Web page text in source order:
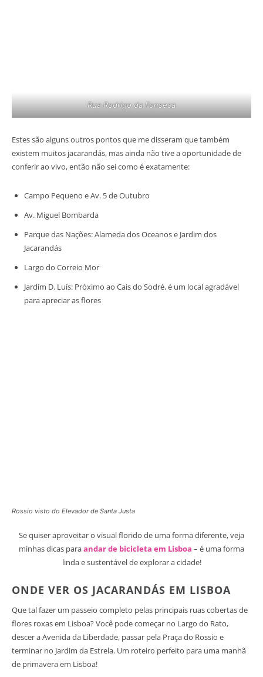
Rua Rodrigo da Fonseca
Estes são alguns outros pontos que me disseram que também
existem muitos jacarandás, mas ainda não tive a oportunidade de
conferir ao vivo, então não sei como é exatamente:
Campo Pequeno e Av. 5 de Outubro
Av. Miguel Bombarda
Parque das Nações: Alameda dos Oceanos e Jardim dos
Jacarandás
Largo do Correio Mor
Jardim D. Luís: Próximo ao Cais do Sodré, é um local agradável
para apreciar as flores
Rossio visto do Elevador de Santa Justa
Se quiser aproveitar o visual florido de uma forma diferente, veja
minhas dicas paraandar de bicicleta em Lisboa – é uma forma
linda e sustentável de explorar a cidade!
ONDE VER OS JACARANDÁS EM LISBOA
Que tal fazer um passeio completo pelas principais ruas cobertas de
flores roxas em Lisboa? Você pode começar no Largo do Rato,
descer a Avenida da Liberdade, passar pela Praça do Rossio e
terminar no Jardim da Estrela. Um roteiro perfeito para uma manhã
de primavera em Lisboa!